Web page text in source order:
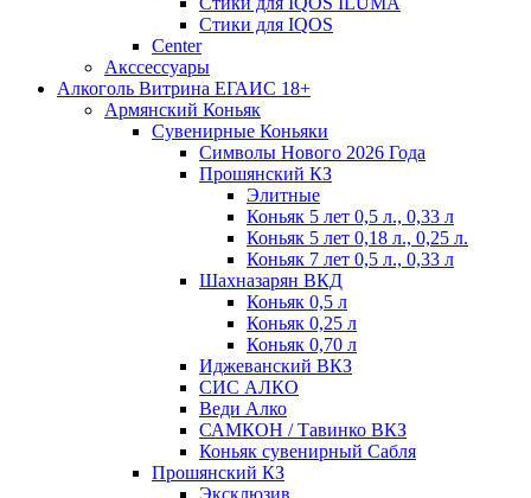
Стики для IQOS
Сenter
Акссессуары
Алкоголь Витрина ЕГАИС 18+
Армянский Коньяк
Сувенирные Коньяки
Символы Нового 2026 Года
Прошянский КЗ
Элитные
Коньяк 5 лет 0,5 л., 0,33 л
Коньяк 5 лет 0,18 л., 0,25 л.
Коньяк 7 лет 0,5 л., 0,33 л
Шахназарян ВКД
Коньяк 0,5 л
Коньяк 0,25 л
Коньяк 0,70 л
Иджеванский ВКЗ
СИС АЛКО
Веди Алко
САМКОН / Тавинко ВКЗ
Коньяк сувенирный Сабля
Прошянский КЗ
Эксклюзив